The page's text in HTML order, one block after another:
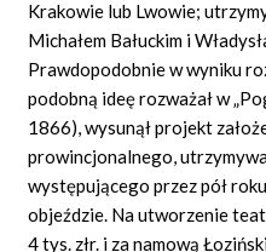
Krakowie lub Lwowie;
Michałem Bałuckim i
Prawdopodobnie w wyniku
podobną ideę rozważał w
1866), wysunął projekt
prowincjonalnego,
występującego przez pół
objeździe. Na utworzenie
4 tys. złr. i za namową